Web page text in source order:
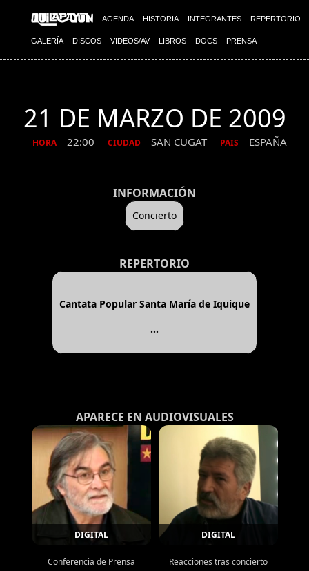
AGENDA HISTORIA INTEGRANTES REPERTORIO
GALERÍA DISCOS VIDEOS/AV LIBROS DOCS PRENSA
21 DE MARZO DE 2009
HORA 22:00 CIUDAD SAN CUGAT PAIS ESPAÑA
INFORMACIÓN
Concierto
REPERTORIO
Cantata Popular Santa María de Iquique
...
APARECE EN AUDIOVISUALES
DIGITAL
Conferencia de Prensa
DIGITAL
Reacciones tras concierto